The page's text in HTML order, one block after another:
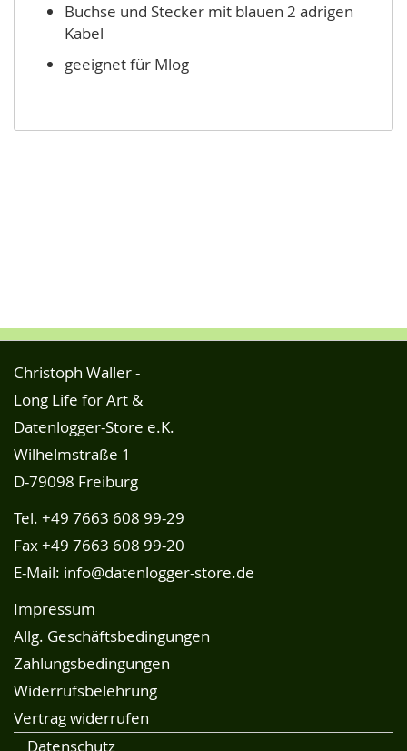
Buchse und Stecker mit blauen 2 adrigen
Kabel
geeignet für Mlog
Christoph Waller -
Long Life for Art &
Datenlogger-Store e.K.
Wilhelmstraße 1
D-79098 Freiburg
Tel. +49 7663 608 99-29
Fax +49 7663 608 99-20
E-Mail: info@datenlogger-store.de
Impressum
Allg. Geschäftsbedingungen
Zahlungsbedingungen
Widerrufsbelehrung
Vertrag widerrufen
Datenschutz